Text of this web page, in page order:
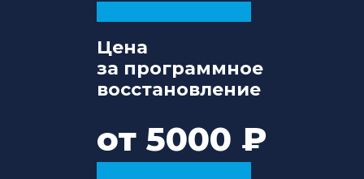
Цена
за программное
восстановление
от 5000